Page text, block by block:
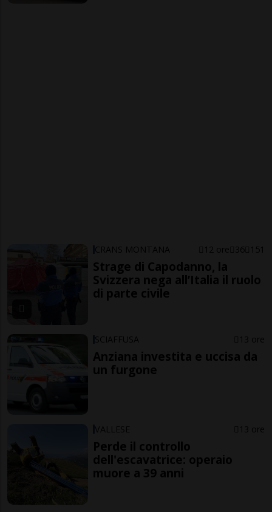
CRANS MONTANA 12 ore 36 151
Strage di Capodanno, la
Svizzera nega all’Italia il ruolo
di parte civile
SCIAFFUSA 13 ore
Anziana investita e uccisa da
un furgone
VALLESE 13 ore
Perde il controllo
dell'escavatrice: operaio
muore a 39 anni